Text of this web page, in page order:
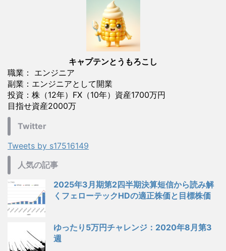
キャプテンとうもろこし
職業： エンジニア
副業：エンジニアとして開業
投資：株（12年）FX（10年）資産1700万円
目指せ資産2000万
Twitter
Tweets by s17516149
人気の記事
2025年3月期第2四半期決算短信から読み解
くフェローテックHDの適正株価と目標株価
ゆったり5万円チャレンジ：2020年8月第3
週